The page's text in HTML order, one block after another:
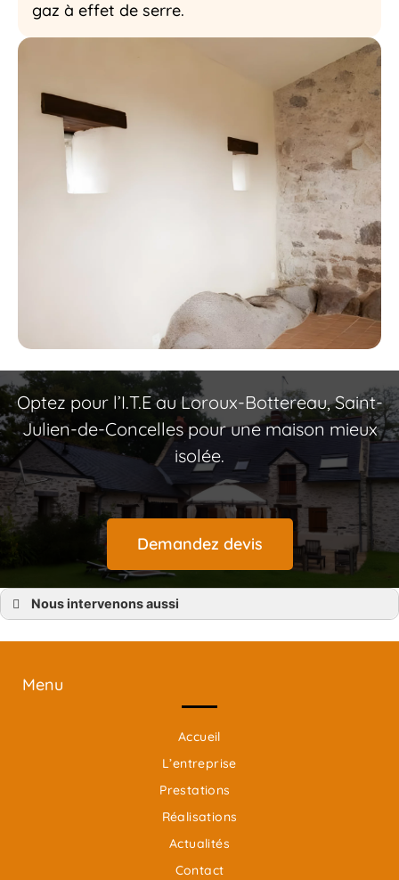
gaz à effet de serre.
Optez pour l’I.T.E au Loroux-Bottereau, Saint-
Julien-de-Concelles pour une maison mieux
isolée.
Demandez devis
Nous intervenons aussi
I.T.E Clisson
Menu
Accueil
L’entreprise
Prestations
Réalisations
Actualités
Contact